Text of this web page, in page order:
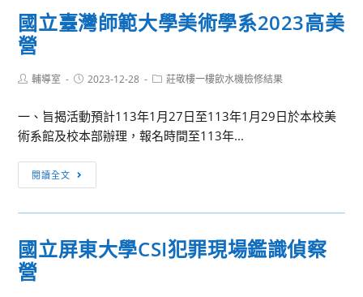
國
北
育
大
學
「臺
北
校
國立臺灣師範大學美術學系2023高美
營
Post輔導室
Post2023-12-28
Post莊敬樓一樓飲水機檢修結果
一、旨揭活動預計113年1月27日至113年1月29日於本校美
術系館及校本部辦理，報名時間至113年...
閱讀全文
立
臺
師
國立屏東大學CSI犯罪現場鑑識偵察
營